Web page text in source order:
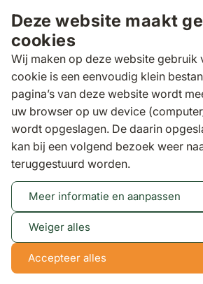
Deze website maakt
cookies
Wij maken op deze website gebruik
cookie is een eenvoudig klein
pagina’s van deze website wordt
uw browser op uw device
wordt opgeslagen. De daarin
kan bij een volgend bezoek weer
teruggestuurd worden.
Meer informatie en aanpassen
Weiger alles
Accepteer alles
Zoeken
Tuintafels
Apple Bee Condor
95 cm
Apple Bee Condor dining tuintafel